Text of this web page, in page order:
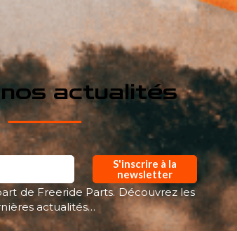
nos actualités
S'inscrire à la
newsletter
de Freeride Parts. Découvrez les
actualités…